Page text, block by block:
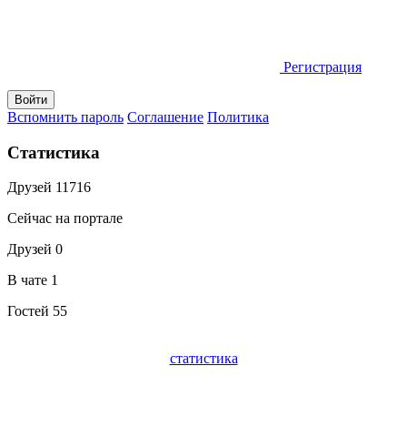
Регистрация
Вспомнить пароль Соглашение Политика
Статистика
Друзей 11716
Сейчас на портале
Друзей 0
В чате 1
Гостей 55
статистика